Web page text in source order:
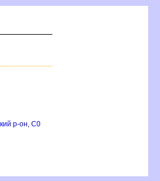
р-он, C0